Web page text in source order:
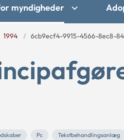
myndigheder
1994 6cb9ecf4-9915-4566-8ec8-
Pc Tekstbehandlingsanlæg